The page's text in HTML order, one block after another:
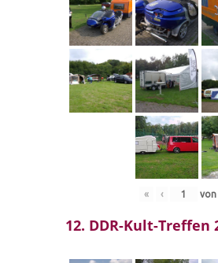
« ‹ von
12. DDR-Kult-Treffen